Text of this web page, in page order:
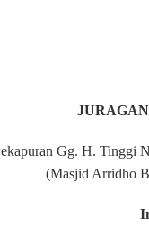
Gg. H. Tinggi
(Masjid Arridho